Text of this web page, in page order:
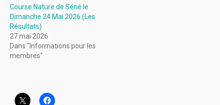
Course Nature de Séné le
Dimanche 24 Mai 2026 (Les
Résultats)
27 mai 2026
Dans "Informations pour les
membres"